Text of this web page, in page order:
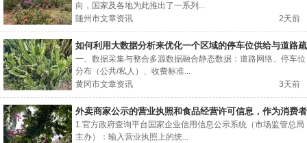
向，国家及各地为此推出了一系列...
随州市文章资讯
2天前
如何利用大数据分析来优化一个区域的停车位供给与道路疏
导策略？
一、数据采集与整合多源数据融合静态数据：道路网络、停车位
分布（公共/私人）、收费标准...
黄冈市文章资讯
3天前
外卖商家公示的营业执照和食品经营许可信息，作为消费者
可以用哪些方式交叉核对真伪？
1.官方政府查询平台国家企业信用信息公示系统（市场监管总局
主办）：输入营业执照上的统...